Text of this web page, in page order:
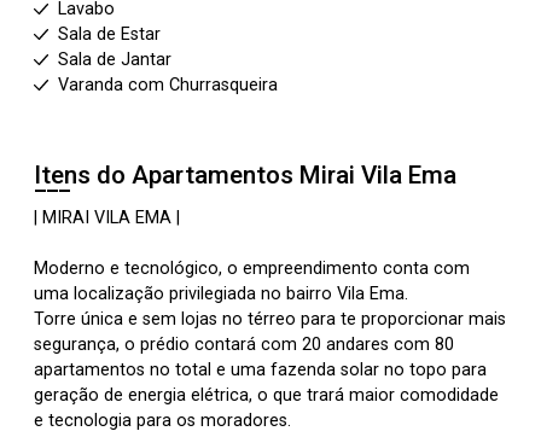
Lavabo
Sala de Estar
Sala de Jantar
Varanda com Churrasqueira
Itens do Apartamentos Mirai Vila Ema
| MIRAI VILA EMA |
Moderno e tecnológico, o empreendimento conta com
uma localização privilegiada no bairro Vila Ema.
Torre única e sem lojas no térreo para te proporcionar mais
segurança, o prédio contará com 20 andares com 80
apartamentos no total e uma fazenda solar no topo para
geração de energia elétrica, o que trará maior comodidade
e tecnologia para os moradores.